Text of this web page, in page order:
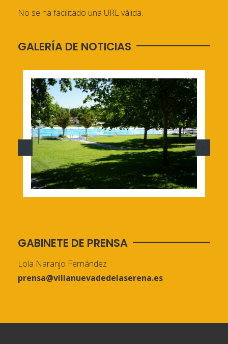
No se ha facilitado una URL válida.
GALERÍA DE NOTICIAS
GABINETE DE PRENSA
Lola Naranjo Fernández
prensa@villanuevadedelaserena.es